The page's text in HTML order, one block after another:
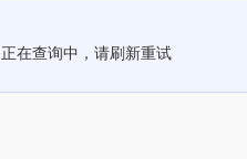
正在查询中，请刷新重试